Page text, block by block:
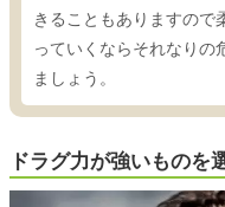
きることもありますので
っていくならそれなりの
ましょう。
ドラグ力が強いものを